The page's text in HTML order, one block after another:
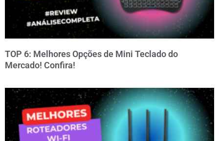
TOP 6: Melhores Opções de Mini Teclado do
Mercado! Confira!